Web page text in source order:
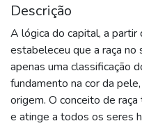
Descrição
A lógica do capital, a
estabeleceu que a raça no
apenas uma classificação
fundamento na cor da
origem. O conceito de
e atinge a todos os seres